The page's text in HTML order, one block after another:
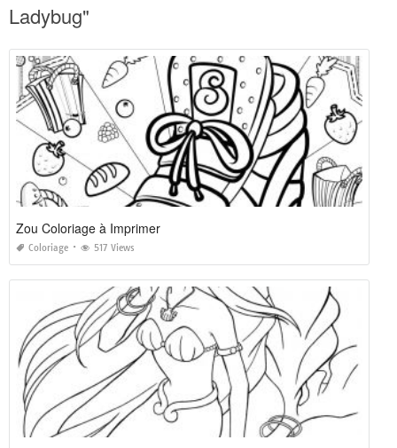
Ladybug"
Zou Coloriage à Imprimer
Coloriage 517 Views